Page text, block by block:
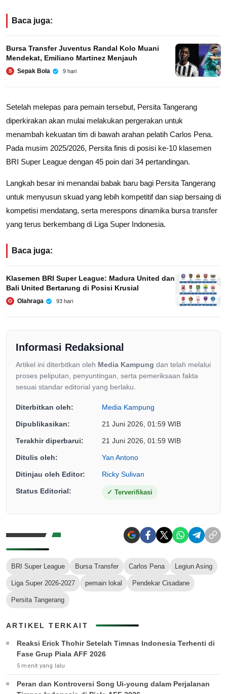
Baca juga:
Bursa Transfer Juventus Randal Kolo Muani
Mendekat, Emiliano Martinez Menjauh
S Sepak Bola 9 hari
Setelah melepas para pemain tersebut, Persita Tangerang
diperkirakan akan mulai melakukan pergerakan untuk
menambah kekuatan tim di bawah arahan pelatih Carlos Pena.
Pada musim 2025/2026, Persita finis di posisi ke-10 klasemen
BRI Super League dengan 45 poin dari 34 pertandingan.
Langkah besar ini menandai babak baru bagi Persita Tangerang
untuk menyusun skuad yang lebih kompetitif dan siap bersaing di
kompetisi mendatang, serta merespons dinamika bursa transfer
yang terus berkembang di Liga Super Indonesia.
Baca juga:
Klasemen BRI Super League: Madura United dan
Bali United Bertarung di Posisi Krusial
O Olahraga 93 hari
Informasi Redaksional
Artikel ini diterbitkan oleh Media Kampung dan telah melalui
proses peliputan, penyuntingan, serta pemeriksaan fakta
sesuai standar editorial yang berlaku.
Diterbitkan oleh: Media Kampung
Dipublikasikan: 21 Juni 2026, 01:59 WIB
Terakhir diperbarui: 21 Juni 2026, 01:59 WIB
Ditulis oleh: Yan Antono
Ditinjau oleh Editor: Ricky Sulivan
Status Editorial: ✓ Terverifikasi
BRI Super League Bursa Transfer Carlos Pena Legiun Asing
Liga Super 2026-2027 pemain lokal Pendekar Cisadane
Persita Tangerang
ARTIKEL TERKAIT
Reaksi Erick Thohir Setelah Timnas Indonesia Terhenti di
Fase Grup Piala AFF 2026
5 menit yang lalu
Peran dan Kontroversi Song Ui-young dalam Perjalanan